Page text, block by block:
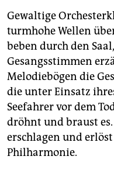
abo
genossenschaft
epaper login
Gewaltige
turmhohe Wellen
beben durch den
Gesangsstimmen
Melodiebögen die
die unter Einsatz
Seefahrer vor dem
dröhnt und braust
erschlagen und
Philharmonie.